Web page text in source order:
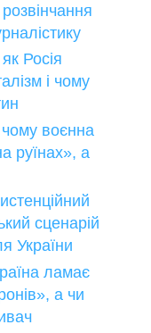
Росія
і чому
воєнна
руїнах», а
сценарій
України
ламає
а чи